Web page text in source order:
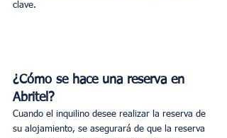
clave.
¿Cómo se hace una reserva en
Abritel?
Cuando el inquilino desee realizar la reserva de
su alojamiento, se asegurará de que la reserva